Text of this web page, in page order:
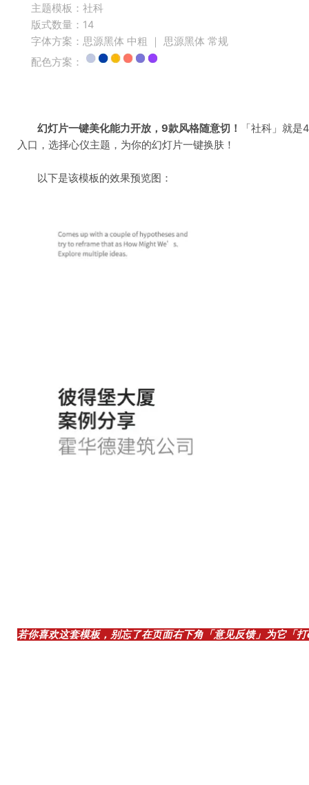
主题模板：社科
版式数量：14
字体方案：思源黑体 中粗 ｜ 思源黑体 常规
配色方案：
幻灯片一键美化能力开放，9款风格随意切！
「社科」就
入口，选择心仪主题，为你的幻灯片一键换肤！
以下是该模板的效果预览图：
若你喜欢这套模板，别忘了在页面右下角「意见反馈」为它「